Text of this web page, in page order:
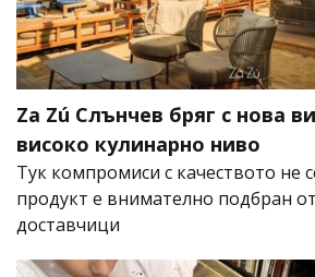
Za Zú Слънчев бряг с нова
високо кулинарно ниво
Тук компромиси с качеството не
продукт е внимателно подбран
доставчици